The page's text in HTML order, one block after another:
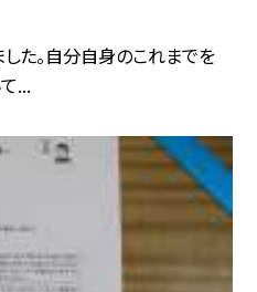
た。自分自身のこれまでを
...